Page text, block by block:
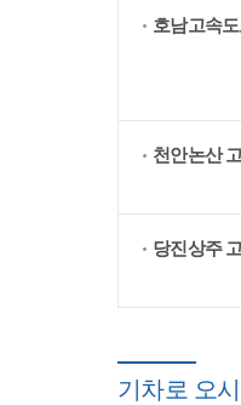
호남고속도
천안논산
당진상주
기차로 오